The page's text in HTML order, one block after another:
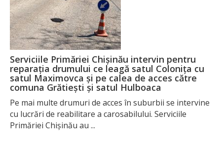
Serviciile Primăriei Chișinău intervin pentru
reparația drumului ce leagă satul Colonița cu
satul Maximovca și pe calea de acces către
comuna Grătiești și satul Hulboaca
Pe mai multe drumuri de acces în suburbii se intervine
cu lucrări de reabilitare a carosabilului. Serviciile
Primăriei Chișinău au ...